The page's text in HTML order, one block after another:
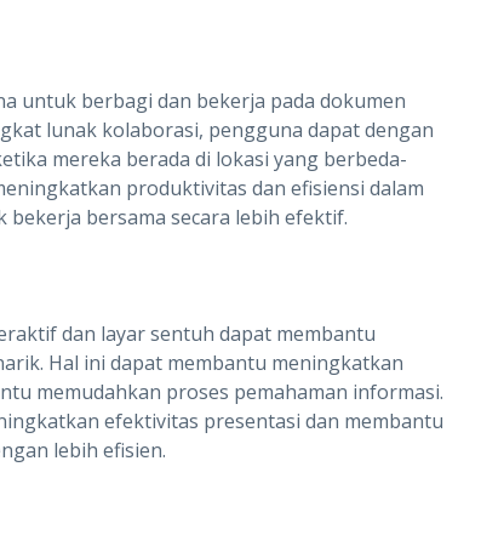
untuk berbagi dan bekerja pada dokumen
lunak kolaborasi, pengguna dapat dengan
mereka berada di lokasi yang berbeda-
produktivitas dan efisiensi dalam
bersama secara lebih efektif.
dan layar sentuh dapat membantu
Hal ini dapat membantu meningkatkan
memudahkan proses pemahaman informasi.
efektivitas presentasi dan membantu
lebih efisien.